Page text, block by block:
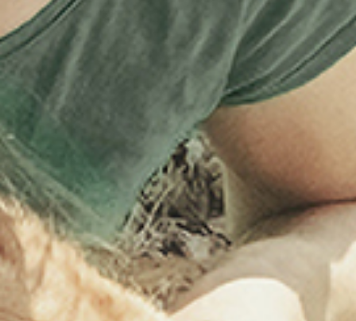
Gepofte granen & geroosterde
Ingrediënten huisdierenvoeding